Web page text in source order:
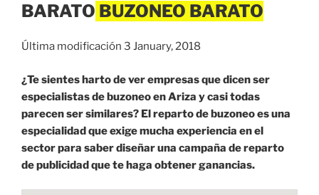
BARATO
Última modificación 3 January, 2018
¿Te sientes harto de ver empresas que dicen ser
especialistas de buzoneo en Ariza y casi todas
parecen ser similares? El reparto de buzoneo es una
especialidad que exige mucha experiencia en el
sector para saber diseñar una campaña de reparto
de publicidad que te haga obtener ganancias.